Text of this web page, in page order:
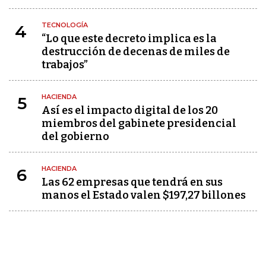
4 TECNOLOGÍA
“Lo que este decreto implica es la
destrucción de decenas de miles de
trabajos”
5 HACIENDA
Así es el impacto digital de los 20
miembros del gabinete presidencial
del gobierno
6 HACIENDA
Las 62 empresas que tendrá en sus
manos el Estado valen $197,27 billones